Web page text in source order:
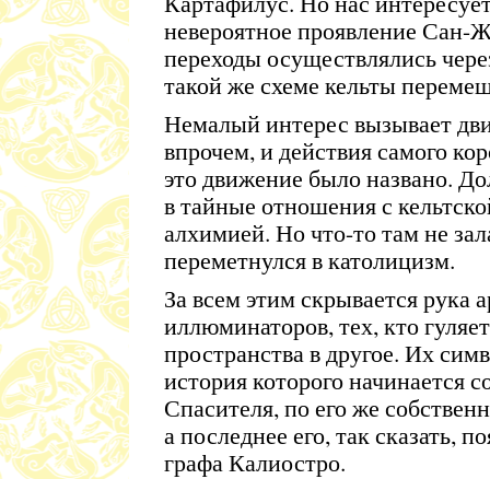
невероятное проявление Сан-
переходы осуществлялись
такой же схеме кельты
Немалый интерес вызывает
впрочем, и действия самого
это движение было названо.
в тайные отношения с
алхимией. Но что-то там не
переметнулся в католицизм.
За всем этим скрывается рука
иллюминаторов, тех, кто
пространства в другое. Их
история которого начинается
Спасителя, по его же
а последнее его, так сказать,
графа Калиостро.